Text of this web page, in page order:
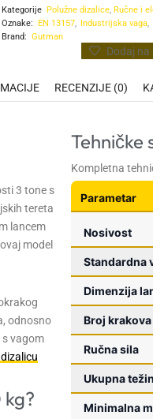
Kategorije Polužne dizalice, Ručne i
Oznake: EN 13157, Industrijska vaga,
Brand: Gutman
Dodaj na
RECENZIJE (0)
3 tone s
tereta
lancem
model
odnosno
s vagom
Tehničke
Kompletna
Parametar
Nosivost
Standardna
Dimenzija
Broj
Ručna sila
Ukupna
Minimalna